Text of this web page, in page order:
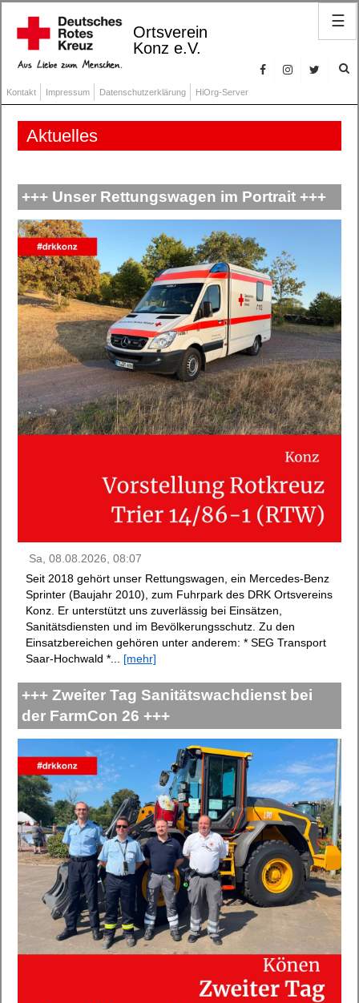
Ortsverein
Konz e.V.
Kontakt Impressum Datenschutzerklärung HiOrg-Server
☰
Aktuelles
+++ Unser Rettungswagen im Portrait +++
Sa, 08.08.2026, 08:07
Seit 2018 gehört unser Rettungswagen, ein Mercedes-Benz
Sprinter (Baujahr 2010), zum Fuhrpark des DRK Ortsvereins
Konz. Er unterstützt uns zuverlässig bei Einsätzen,
Sanitätsdiensten und im Bevölkerungsschutz. Zu den
Einsatzbereichen gehören unter anderem: * SEG Transport
Saar-Hochwald *... [mehr]
+++ Zweiter Tag Sanitätswachdienst bei
der FarmCon 26 +++